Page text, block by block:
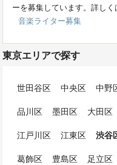
ーを募集しています。詳しく
音楽ライター募集
東京エリアで探す
世田谷区 中央区 中野
品川区
墨田区 大田区
江戸川区
江東区 渋谷
葛飾区
豊島区 足立区